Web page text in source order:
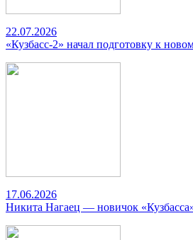
22.07.2026
«Кузбасс-2» начал подготовку к
17.06.2026
Никита Нагаец — новичок